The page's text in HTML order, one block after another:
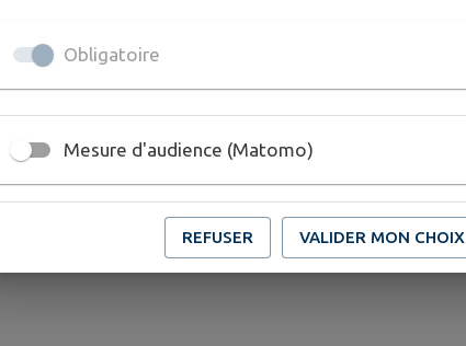
l’objet de la vérification de
Obligatoire
Mesure d'audience (Matomo)
REFUSER VALIDER MON CHOIX